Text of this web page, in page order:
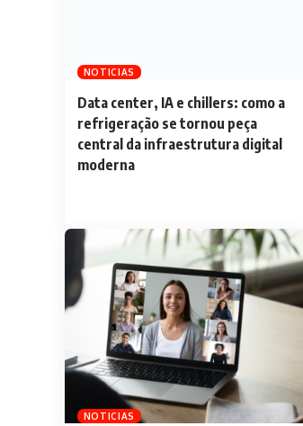
NOTICIAS
Data center, IA e chillers: como a
refrigeração se tornou peça
central da infraestrutura digital
moderna
NOTICIAS